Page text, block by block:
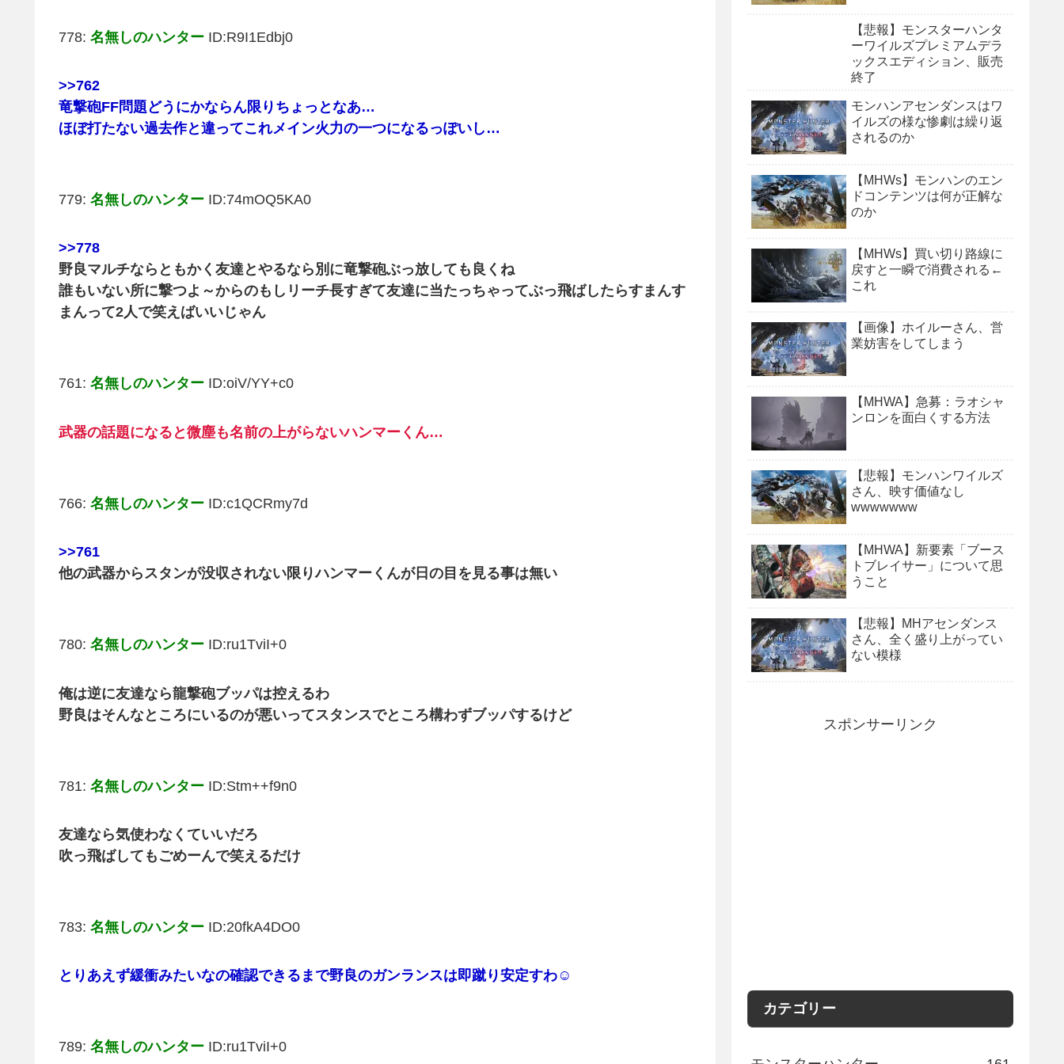
778: 名無しのハンター ID:R9I1Edbj0
>>762
竜撃砲FF問題どうにかならん限りちょっとなあ…
ほぼ打たない過去作と違ってこれメイン火力の一つになるっぽいし…
779: 名無しのハンター ID:74mOQ5KA0
>>778
野良マルチならともかく友達とやるなら別に竜撃砲ぶっ放しても良くね
誰もいない所に撃つよ～からのもしリーチ長すぎて友達に当たっちゃってぶっ飛ばしたらすまんす
まんって2人で笑えばいいじゃん
761: 名無しのハンター ID:oiV/YY+c0
武器の話題になると微塵も名前の上がらないハンマーくん…
766: 名無しのハンター ID:c1QCRmy7d
>>761
他の武器からスタンが没収されない限りハンマーくんが日の目を見る事は無い
780: 名無しのハンター ID:ru1TviI+0
俺は逆に友達なら龍撃砲ブッパは控えるわ
野良はそんなところにいるのが悪いってスタンスでところ構わずブッパするけど
781: 名無しのハンター ID:Stm++f9n0
友達なら気使わなくていいだろ
吹っ飛ばしてもごめーんで笑えるだけ
783: 名無しのハンター ID:20fkA4DO0
とりあえず緩衝みたいなの確認できるまで野良のガンランスは即蹴り安定すわ☺
789: 名無しのハンター ID:ru1TviI+0
【悲報】モンスターハンタ
ーワイルズプレミアムデラ
ックスエディション、販売
終了
モンハンアセンダンスはワ
イルズの様な惨劇は繰り返
されるのか
【MHWs】モンハンのエン
ドコンテンツは何が正解な
のか
【MHWs】買い切り路線に
戻すと一瞬で消費される←
これ
【画像】ホイルーさん、営
業妨害をしてしまう
【MHWA】急募：ラオシャ
ンロンを面白くする方法
【悲報】モンハンワイルズ
さん、映す価値なし
wwwwwww
【MHWA】新要素「ブース
トブレイサー」について思
うこと
【悲報】MHアセンダンス
さん、全く盛り上がってい
ない模様
スポンサーリンク
カテゴリー